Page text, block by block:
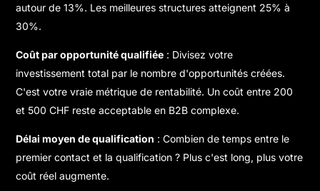
autour de 13%. Les meilleures structures atteignent 25% à
30%.
Coût par opportunité qualifiée : Divisez votre
investissement total par le nombre d'opportunités créées.
C'est votre vraie métrique de rentabilité. Un coût entre 200
et 500 CHF reste acceptable en B2B complexe.
Délai moyen de qualification : Combien de temps entre le
premier contact et la qualification ? Plus c'est long, plus votre
coût réel augmente.